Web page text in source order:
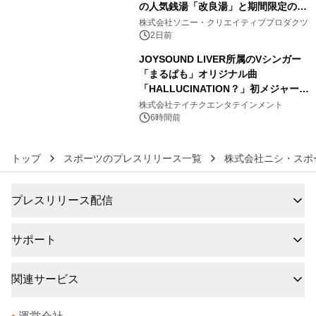
の人気銭湯「改良湯」と期間限定のコ
ラボレーション サウナイキタイコラ
ボグッズも発売決定！
株式会社ソニー・クリエイティブプロダクツ
2日前
JOYSOUND LIVER所属のVシンガー
「まるぱも」オリジナル曲
「HALLUCINATION？」初メジャー配
信リリース決定！
株式会社テイチクエンタテインメント
6時間前
トップ スポーツのプレスリリース一覧 株式会社ニシ・スポ
プレスリリース配信
サポート
関連サービス